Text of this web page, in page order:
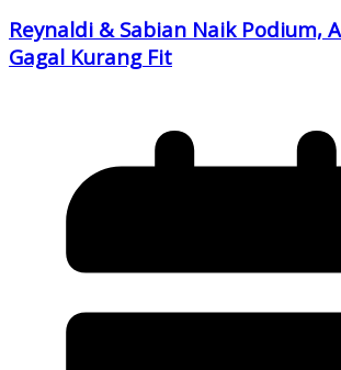
Reynaldi & Sabian Naik Podium,
Gagal Kurang Fit